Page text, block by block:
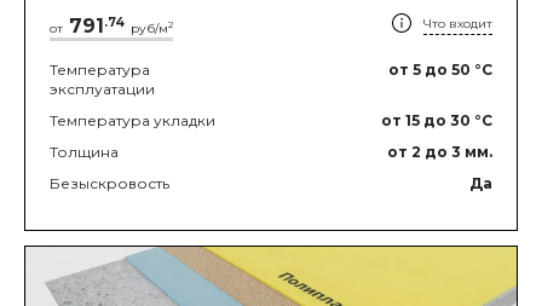
от 791.74 руб/м2 Что входит
Температура
эксплуатации
от 5 до 50 °C
Температура укладки от 15 до 30 °C
Толщина
от 2 до 3 мм.
Безыскровость
Да